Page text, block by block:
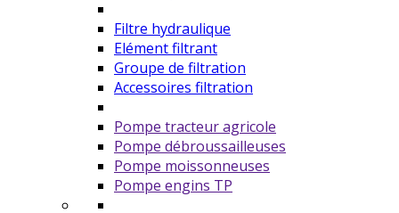
Filtre hydraulique
Elément filtrant
Groupe de filtration
Accessoires filtration
Pompe tracteur agricole
Pompe débroussailleuses
Pompe moissonneuses
Pompe engins TP